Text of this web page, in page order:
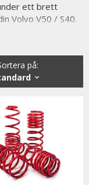
ett brett
Volvo V50 / S40.
Ta-Technik
på: